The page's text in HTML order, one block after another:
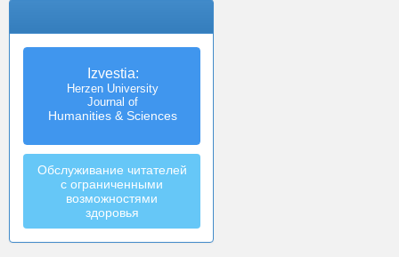
Izvestia:
Herzen University
Journal of
Humanities & Sciences
Обслуживание читателей
с ограниченными
возможностями
здоровья